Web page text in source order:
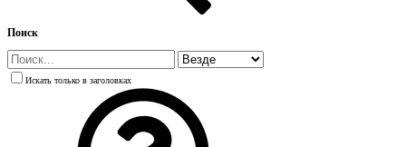
Поиск
Искать только в заголовках